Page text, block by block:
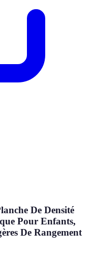
De Densité
Pour Enfants,
De Rangement